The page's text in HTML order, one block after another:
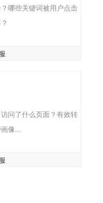
哪些关键词被用户点击
问了什么页面？有效转
像...